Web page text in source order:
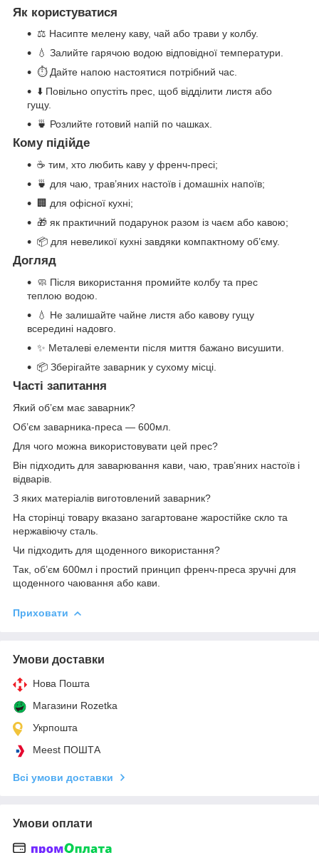
Як користуватися
⚖️ Насипте мелену каву, чай або трави у колбу.
💧 Залийте гарячою водою відповідної температури.
⏱️ Дайте напою настоятися потрібний час.
⬇️ Повільно опустіть прес, щоб відділити листя або
гущу.
🍵 Розлийте готовий напій по чашках.
Кому підійде
☕ тим, хто любить каву у френч-пресі;
🍵 для чаю, трав’яних настоїв і домашніх напоїв;
🏢 для офісної кухні;
🎁 як практичний подарунок разом із чаєм або кавою;
📦 для невеликої кухні завдяки компактному об’єму.
Догляд
🧼 Після використання промийте колбу та прес
теплою водою.
💧 Не залишайте чайне листя або кавову гущу
всередині надовго.
✨ Металеві елементи після миття бажано висушити.
📦 Зберігайте заварник у сухому місці.
Часті запитання
Який об’єм має заварник?
Об’єм заварника-преса — 600мл.
Для чого можна використовувати цей прес?
Він підходить для заварювання кави, чаю, трав’яних настоїв і
відварів.
З яких матеріалів виготовлений заварник?
На сторінці товару вказано загартоване жаростійке скло та
нержавіючу сталь.
Чи підходить для щоденного використання?
Так, об’єм 600мл і простий принцип френч-преса зручні для
щоденного чаювання або кави.
Приховати
Умови доставки
Нова Пошта
Магазини Rozetka
Укрпошта
Meest ПОШТА
Всі умови доставки
Умови оплати